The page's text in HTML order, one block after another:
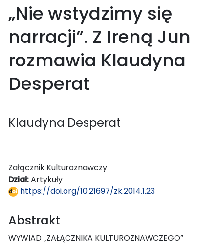
„Nie wstydzimy się
narracji”. Z Ireną Jun
rozmawia Klaudyna
Desperat
Klaudyna Desperat
Załącznik Kulturoznawczy
Dział:Artykuły
https://doi.org/10.21697/zk.2014.1.23
Abstrakt
WYWIAD „ZAŁĄCZNIKA KULTUROZNAWCZEGO”